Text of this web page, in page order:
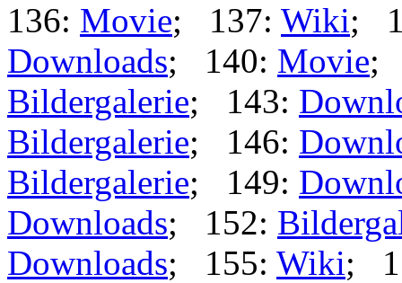
136: Movie; 137: Wiki;
Downloads; 140: Movie;
Bildergalerie; 143:
Bildergalerie; 146:
Bildergalerie; 149:
Downloads; 152:
Downloads; 155: Wiki;